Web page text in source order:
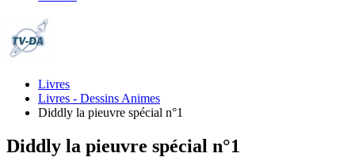
Livres
Livres - Dessins Animes
Diddly la pieuvre spécial n°1
Diddly la pieuvre spécial n°1